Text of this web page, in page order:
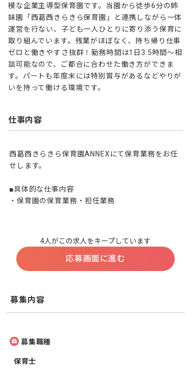
模な企業主導型保育園です。当園から徒歩6分の姉
妹園「西葛西きらきら保育園」と連携しながら一体
運営を行ない、子ども一人ひとりに寄り添う保育に
取り組んでいます。残業がほぼなく、持ち帰り仕事
ゼロと働きやすさ抜群！勤務時間は1日3.5時間～相
談可能なので、ご都合に合わせた働き方ができま
す。パートも年度末には特別賞与があるなどやりが
いを持って働ける環境です。
仕事内容
西葛西きらきら保育園ANNEXにて保育業務をお任
せします。
■具体的な仕事内容
・保育園の保育業務・担任業務
4人がこの求人をキープしています
応募画面に進む
募集内容
募集職種
保育士